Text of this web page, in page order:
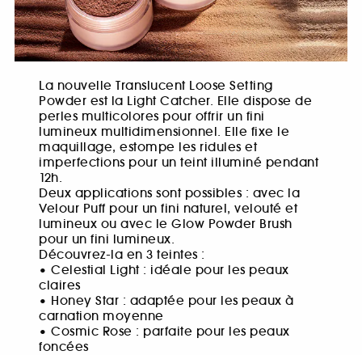
La nouvelle Translucent Loose Setting
Powder est la Light Catcher. Elle dispose de
perles multicolores pour offrir un fini
lumineux multidimensionnel. Elle fixe le
maquillage, estompe les ridules et
imperfections pour un teint illuminé pendant
12h.
Deux applications sont possibles : avec la
Velour Puff pour un fini naturel, velouté et
lumineux ou avec le Glow Powder Brush
pour un fini lumineux.
Découvrez-la en 3 teintes :
• Celestial Light : idéale pour les peaux
claires
• Honey Star : adaptée pour les peaux à
carnation moyenne
• Cosmic Rose : parfaite pour les peaux
foncées